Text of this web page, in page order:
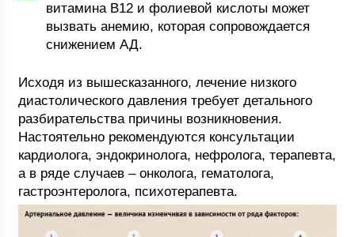
витамина B12 и фолиевой кислоты может
вызвать анемию, которая сопровождается
снижением АД.
Исходя из вышесказанного, лечение низкого
диастолического давления требует детального
разбирательства причины возникновения.
Настоятельно рекомендуются консультации
кардиолога, эндокринолога, нефролога, терапевта,
а в ряде случаев – онколога, гематолога,
гастроэнтеролога, психотерапевта.